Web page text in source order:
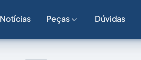
Notícias Peças Dúvidas